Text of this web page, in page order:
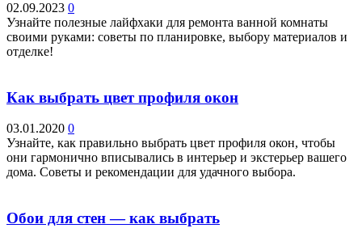
02.09.2023 0
Узнайте полезные лайфхаки для ремонта ванной комнаты
своими руками: советы по планировке, выбору материалов и
отделке!
Как выбрать цвет профиля окон
03.01.2020 0
Узнайте, как правильно выбрать цвет профиля окон, чтобы
они гармонично вписывались в интерьер и экстерьер вашего
дома. Советы и рекомендации для удачного выбора.
Обои для стен — как выбрать